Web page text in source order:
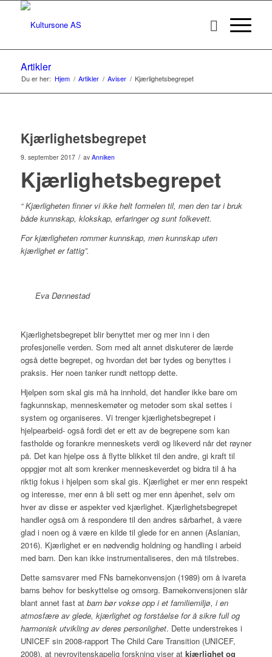
Artikler
Du er her: Hjem / Artikler / Aviser / Kjærlighetsbegrepet
Kjærlighetsbegrepet
9. september 2017 / av Anniken
Kjærlighetsbegrepet
“ Kjærligheten finner vi ikke helt formelen til, men den tar i bruk
både kunnskap, klokskap, erfaringer og sunt folkevett.
For kjærligheten rommer kunnskap, men kunnskap uten
kjærlighet er fattig”.
Eva Dønnestad
Kjærlighetsbegrepet blir benyttet mer og mer inn i den
profesjonelle verden. Som med alt annet diskuterer de lærde
også dette begrepet, og hvordan det bør tydes og benyttes i
praksis. Her noen tanker rundt nettopp dette.
Hjelpen som skal gis må ha innhold, det handler ikke bare om
fagkunnskap, menneskemøter og metoder som skal settes i
system og organiseres. Vi trenger kjærlighetsbegrepet i
hjelpearbeid- også fordi det er ett av de begrepene som kan
fastholde og forankre menneskets verdi og likeverd når det røyner
på. Det kan hjelpe oss å flytte blikket til den andre, gi kraft til
oppgjør mot alt som krenker menneskeverdet og bidra til å ha
riktig fokus i hjelpen som skal gis. Kjærlighet er mer enn respekt
og interesse, mer enn å bli sett og mer enn åpenhet, selv om
hver av disse er aspekter ved kjærlighet. Kjærlighetsbegrepet
handler også om å respondere til den andres sårbarhet, å være
glad i noen og å være en kilde til glede for en annen (Aslanian,
2016). Kjærlighet er en nødvendig holdning og handling i arbeid
med barn. Den kan ikke instrumentaliseres, den må tilstrebes.
Dette samsvarer med FNs barnekonvensjon (1989) om å ivareta
barns behov for beskyttelse og omsorg. Barnekonvensjonen slår
blant annet fast at barn bør vokse opp i et familiemiljø, i en
atmosfære av glede, kjærlighet og forståelse for å sikre full og
harmonisk utvikling av deres personlighet. Dette understrekes i
UNICEF sin 2008-rapport The Child Care Transition (UNICEF,
2008), at nevrovitenskapelig forskning viser at kjærlighet og